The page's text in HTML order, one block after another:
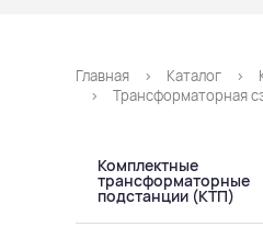
Главная Каталог
Трансформаторная
Комплектные
трансформаторные
подстанции (КТП)